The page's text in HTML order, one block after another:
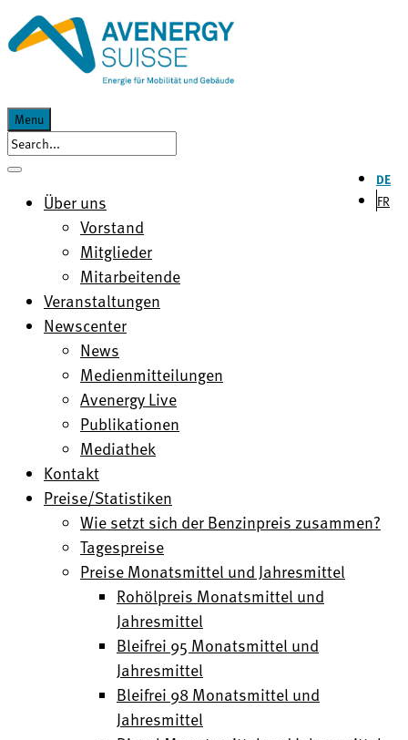
Menu
DE
FR
Über uns
Vorstand
Mitglieder
Mitarbeitende
Veranstaltungen
Newscenter
News
Medienmitteilungen
Avenergy Live
Publikationen
Mediathek
Kontakt
Preise/Statistiken
Wie setzt sich der Benzinpreis zusammen?
Tagespreise
Preise Monatsmittel und Jahresmittel
Rohölpreis Monatsmittel und
Jahresmittel
Bleifrei 95 Monatsmittel und
Jahresmittel
Bleifrei 98 Monatsmittel und
Jahresmittel